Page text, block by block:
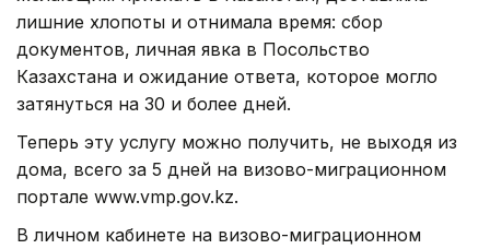
лишние хлопоты и отнимала время: сбор
документов, личная явка в Посольство
Казахстана и ожидание ответа, которое могло
затянуться на 30 и более дней.
Теперь эту услугу можно получить, не выходя из
дома, всего за 5 дней на визово-миграционном
портале www.vmp.gov.kz.
В личном кабинете на визово-миграционном